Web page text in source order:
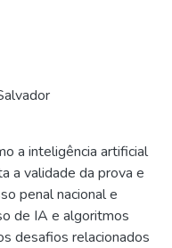
a inteligência artificial
a validade da prova e
penal nacional e
de IA e algoritmos
desafios relacionados